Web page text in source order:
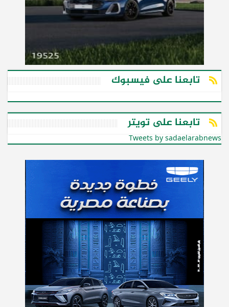
تابعنا على فيسبوك
تابعنا على تويتر
Tweets by sadaelarabnews